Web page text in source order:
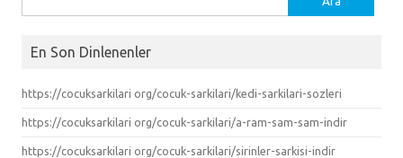
En Son Dinlenenler
https://cocuksarkilari org/cocuk-sarkilari/kedi-sarkilari-sozleri
https://cocuksarkilari org/cocuk-sarkilari/a-ram-sam-sam-indir
https://cocuksarkilari org/cocuk-sarkilari/sirinler-sarkisi-indir